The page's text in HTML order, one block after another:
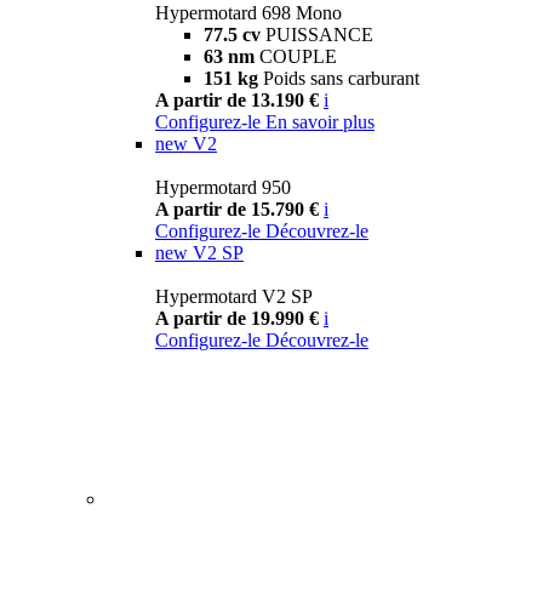
Hypermotard 698 Mono
77.5 cv PUISSANCE
63 nm COUPLE
151 kg Poids sans carburant
A partir de 13.190 € i
Configurez-le En savoir plus
new V2
Hypermotard 950
A partir de 15.790 € i
Configurez-le Découvrez-le
new V2 SP
Hypermotard V2 SP
A partir de 19.990 € i
Configurez-le Découvrez-le